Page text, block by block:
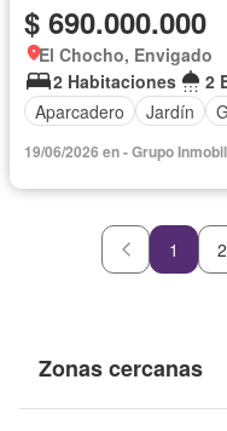
$ 690.000.000
El Chocho, Envigado
2 Habitaciones
2
Aparcadero
Jardín
19/06/2026 en - Grupo
1 2
Zonas cercanas